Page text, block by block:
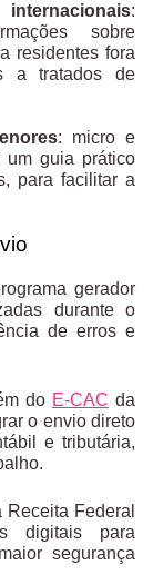
:
sobre
residentes fora
a tratados de
: micro e
um guia prático
para facilitar a
gerador
durante o
de erros e
do E-CAC da
o envio direto
e tributária,
Receita Federal
digitais para
segurança